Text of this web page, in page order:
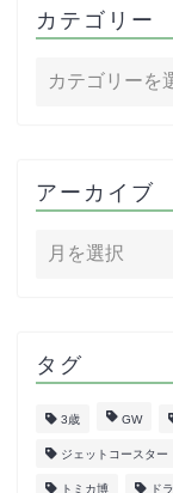
カテゴリー
アーカイブ
タグ
3歳 GW
ジェットコースター
トミカ博 ド